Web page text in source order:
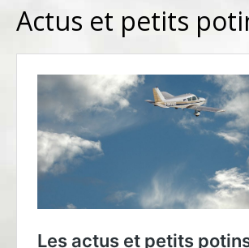
Actus et petits